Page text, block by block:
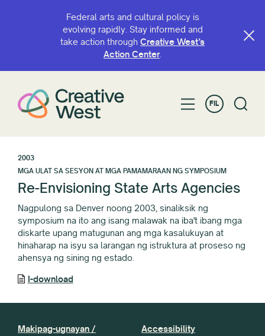
Federal arts and cultural policy is
evolving rapidly. Stay informed and
take action through Creative West’s
Action Center.
FIL
2003
MGA ULAT SA SESYON AT MGA PAMAMARAAN NG SYMPOSIUM
Re-Envisioning State Arts Agencies
Nagpulong sa Denver noong 2003, sinaliksik ng
symposium na ito ang isang malawak na iba't ibang mga
diskarte upang matugunan ang mga kasalukuyan at
hinaharap na isyu sa larangan ng istruktura at proseso ng
ahensya ng sining ng estado.
I-download
Makipag-ugnayan /
Accessibility